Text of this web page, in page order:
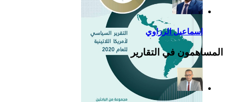
اسماعيل الرزاوي
المساهمون في التقارير